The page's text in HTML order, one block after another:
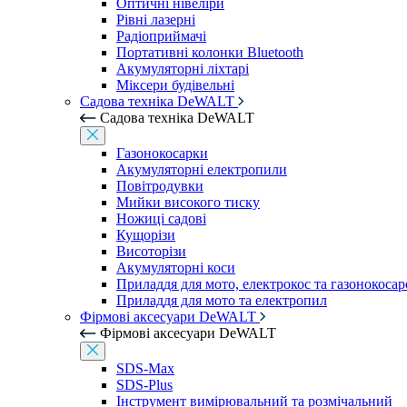
Оптичні нівеліри
Рівні лазерні
Радіоприймачі
Портативні колонки Bluetooth
Акумуляторні ліхтарі
Міксери будівельні
Садова техніка DeWALT
Садова техніка DeWALT
Газонокосарки
Акумуляторні електропили
Повітродувки
Мийки високого тиску
Ножиці садові
Кущорізи
Висоторізи
Акумуляторні коси
Приладдя для мото, електрокос та
Приладдя для мото та електропил
Фірмові аксесуари DeWALT
Фірмові аксесуари DeWALT
SDS-Max
SDS-Plus
Інструмент вимірювальний та розмічальний